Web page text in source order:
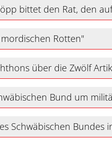
bittet den Rat, den
Rotten"
über die Zwölf
Bund um
Schwäbischen Bundes